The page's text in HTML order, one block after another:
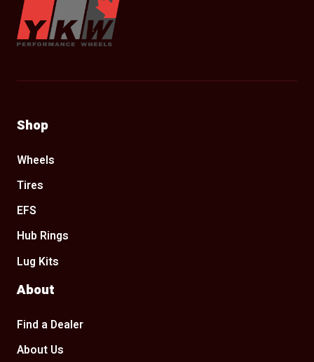
Shop
Wheels
Tires
EFS
Hub Rings
Lug Kits
About
Find a Dealer
About Us